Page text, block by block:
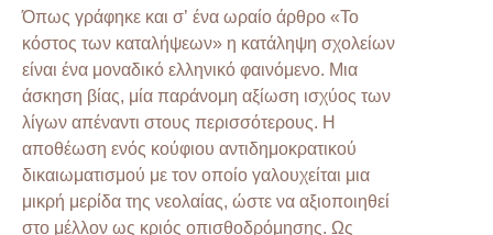
Όπως γράφηκε και σ’ ένα ωραίο άρθρο «Το
κόστος των καταλήψεων» η κατάληψη σχολείων
είναι ένα μοναδικό ελληνικό φαινόμενο. Μια
άσκηση βίας, μία παράνομη αξίωση ισχύος των
λίγων απέναντι στους περισσότερους. Η
αποθέωση ενός κούφιου αντιδημοκρατικού
δικαιωματισμού με τον οποίο γαλουχείται μια
μικρή μερίδα της νεολαίας, ώστε να αξιοποιηθεί
στο μέλλον ως κριός οπισθοδρόμησης. Ως